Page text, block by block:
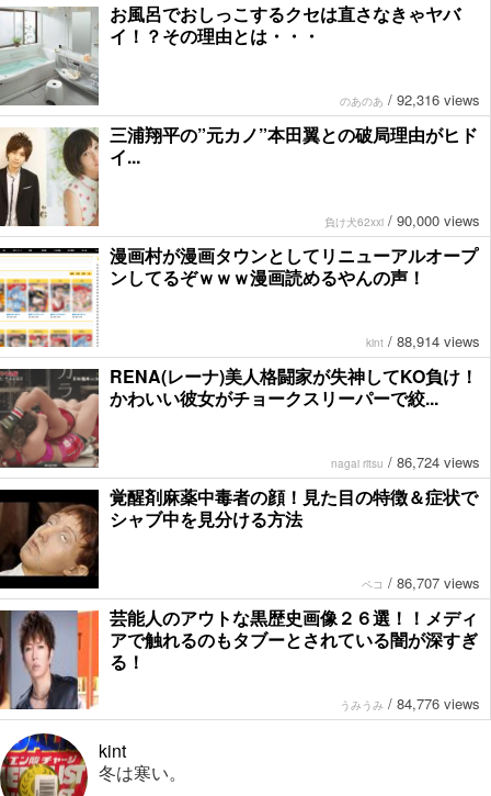
お風呂でおしっこするクセは直さなきゃヤバ
イ！？その理由とは・・・
のあのあ / 92,316 views
三浦翔平の”元カノ”本田翼との破局理由がヒド
イ...
負け犬62xxi / 90,000 views
漫画村が漫画タウンとしてリニューアルオープ
ンしてるぞｗｗｗ漫画読めるやんの声！
kint / 88,914 views
RENA(レーナ)美人格闘家が失神してKO負け！
かわいい彼女がチョークスリーパーで絞...
nagai ritsu / 86,724 views
覚醒剤麻薬中毒者の顔！見た目の特徴＆症状で
シャブ中を見分ける方法
ペコ / 86,707 views
芸能人のアウトな黒歴史画像２６選！！メディ
アで触れるのもタブーとされている闇が深すぎ
る！
うみうみ / 84,776 views
kint
冬は寒い。